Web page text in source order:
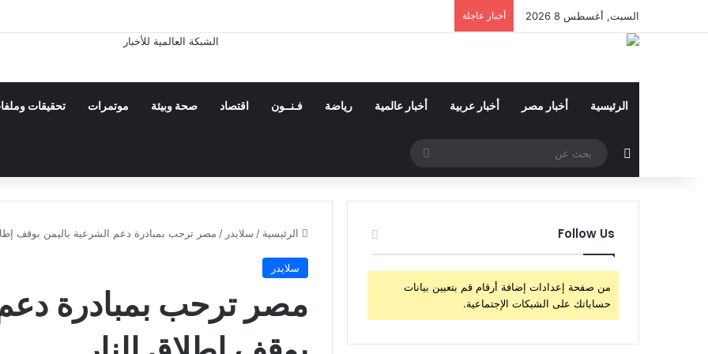
السبت, أغسطس 8 2026 أخبار عاجلة
الرئيسية أخبار مصر أخبار عربية أخبار عالمية رياضة فـنــون اقتصاد صحة وبيئة موتمرات تحقيقات
مقال عشوائي
عن
الرئيسية / سلايدر / مصر ترحب بمبادرة دعم الشرعية باليمن بوقف
سلايدر
مصر ترحب بمبادرة
Follow Us
من صفحة إعدادات إضافة أرقام قم بتعيين بيانات
حساباتك على الشبكات الإجتماعية.